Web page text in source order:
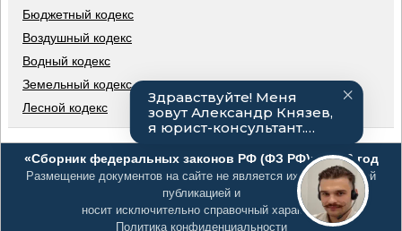
Бюджетный кодекс
Воздушный кодекс
Водный кодекс
Земельный кодекс
Лесной кодекс
«Сборник федеральных законов РФ (ФЗ РФ)», 2026 год
Размещение документов на сайте не является их официальной
публикацией и
носит исключительно справочный характер
Политика конфиденциальности